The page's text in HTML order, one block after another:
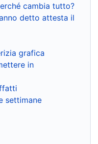
cambia tutto?
detto attesta il
grafica
in
settimane